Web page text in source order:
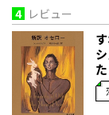
4 レビュー